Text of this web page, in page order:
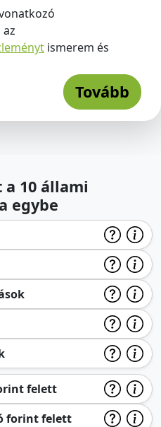
az
ismerem és
Tovább
10 állami
egybe
felett
forint felett